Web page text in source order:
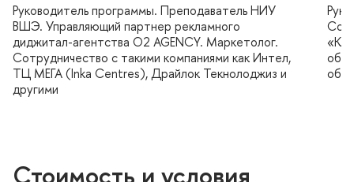
Руководитель программы. Преподаватель НИУ
ШЭ. Управляющий партнер рекламного
диджитал-агентства О2 AGENCY. Маркетолог.
Сотрудничество с такими компаниями как Интел,
ТЦ МЕГА (Inka Centres), Драйлок Текнолоджиз и
другими
Стоимость и условия